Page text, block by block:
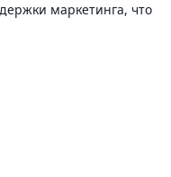
маркетинга, что